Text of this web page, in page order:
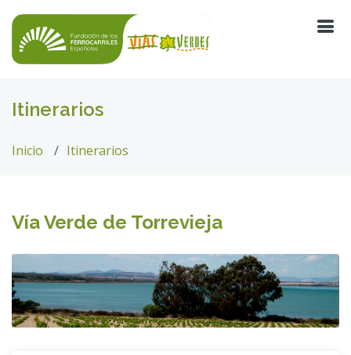
Itinerarios
Inicio Itinerarios
Vía Verde de Torrevieja